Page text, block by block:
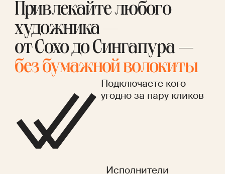
Привлекайте любого
художника —
от Сохо до Сингапура —
без бумажной волокиты
Подключаете кого
угодно за пару кликов
Исполнители